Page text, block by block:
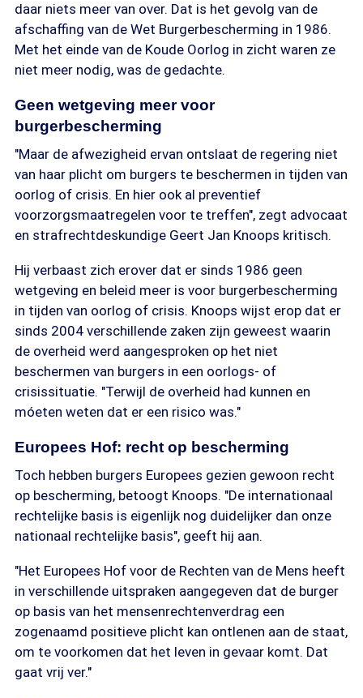
daar niets meer van over. Dat is het gevolg van de
afschaffing van de Wet Burgerbescherming in 1986.
Met het einde van de Koude Oorlog in zicht waren ze
niet meer nodig, was de gedachte.
Geen wetgeving meer voor
burgerbescherming
"Maar de afwezigheid ervan ontslaat de regering niet
van haar plicht om burgers te beschermen in tijden van
oorlog of crisis. En hier ook al preventief
voorzorgsmaatregelen voor te treffen", zegt advocaat
en strafrechtdeskundige Geert Jan Knoops kritisch.
Hij verbaast zich erover dat er sinds 1986 geen
wetgeving en beleid meer is voor burgerbescherming
in tijden van oorlog of crisis. Knoops wijst erop dat er
sinds 2004 verschillende zaken zijn geweest waarin
de overheid werd aangesproken op het niet
beschermen van burgers in een oorlogs- of
crisissituatie. "Terwijl de overheid had kunnen en
móeten weten dat er een risico was."
Europees Hof: recht op bescherming
Toch hebben burgers Europees gezien gewoon recht
op bescherming, betoogt Knoops. "De internationaal
rechtelijke basis is eigenlijk nog duidelijker dan onze
nationaal rechtelijke basis", geeft hij aan.
"Het Europees Hof voor de Rechten van de Mens heeft
in verschillende uitspraken aangegeven dat de burger
op basis van het mensenrechtenverdrag een
zogenaamd positieve plicht kan ontlenen aan de staat,
om te voorkomen dat het leven in gevaar komt. Dat
gaat vrij ver."